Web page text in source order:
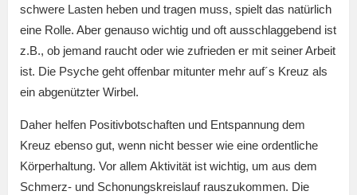
schwere Lasten heben und tragen muss, spielt das natürlich
eine Rolle. Aber genauso wichtig und oft ausschlaggebend ist
z.B., ob jemand raucht oder wie zufrieden er mit seiner Arbeit
ist. Die Psyche geht offenbar mitunter mehr auf´s Kreuz als
ein abgenützter Wirbel.
Daher helfen Positivbotschaften und Entspannung dem
Kreuz ebenso gut, wenn nicht besser wie eine ordentliche
Körperhaltung. Vor allem Aktivität ist wichtig, um aus dem
Schmerz- und Schonungskreislauf rauszukommen. Die